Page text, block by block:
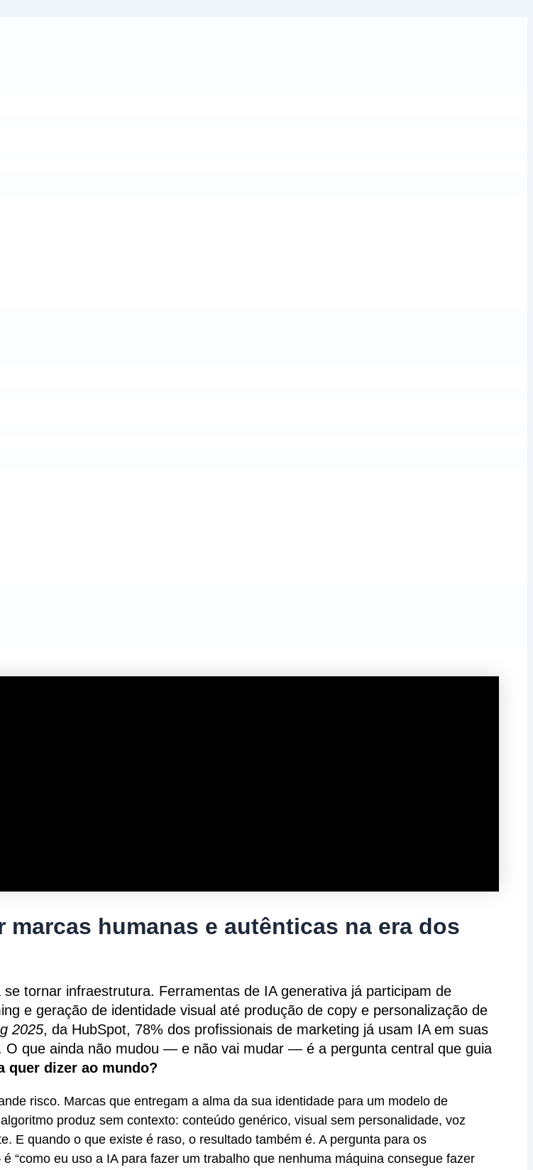
humanas e autênticas na era dos
tornar infraestrutura. Ferramentas de IA generativa já participam de
e geração de identidade visual até produção de copy e personalização de
2025, da HubSpot, 78% dos profissionais de marketing já usam IA em suas
que ainda não mudou — e não vai mudar — é a pergunta central que guia
quer dizer ao mundo?
risco. Marcas que entregam a alma da sua identidade para um modelo de
produz sem contexto: conteúdo genérico, visual sem personalidade, voz
E quando o que existe é raso, o resultado também é. A pergunta para os
“como eu uso a IA para fazer um trabalho que nenhuma máquina consegue fazer